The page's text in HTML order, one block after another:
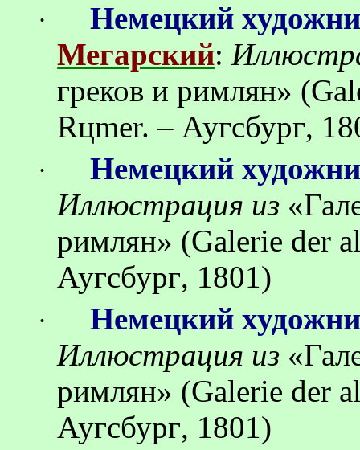
·
Немецкий
Мегарский:
греков и римлян»
Rцmer. – Аугсбург,
·
Немецкий
Иллюстрация из «
римлян» (Galerie der
Аугсбург, 1801)
·
Немецкий
Иллюстрация из «
римлян» (Galerie der
Аугсбург, 1801)